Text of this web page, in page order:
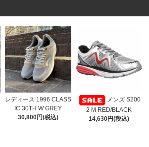
レディース 1996 CLASS
IC 30TH W GREY
30,800円(税込)
メンズ S200
2 M RED/BLACK
14,630円(税込)